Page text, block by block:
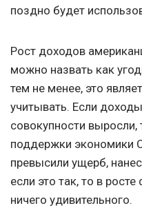
поздно будет
Рост доходов
можно назвать как
тем не менее, это
учитывать. Если
совокупности выросли,
поддержки экономики
превысили ущерб,
если это так, то в
ничего удивительного.